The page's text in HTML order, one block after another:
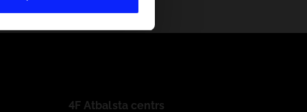
4F Atbalsta centrs